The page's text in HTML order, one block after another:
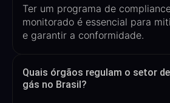
Ter um programa de
monitorado é essencial para
e garantir a conformidade.
Quais órgãos regulam o setor
gás no Brasil?